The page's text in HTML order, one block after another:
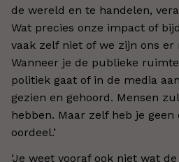
de wereld en te handelen,
Wat precies onze impact of
vaak zelf niet of we zijn ons er
Wanneer je de publieke
politiek gaat of in de media
gezien en gehoord. Mensen
hebben. Maar zelf heb je
oordeel.’
‘Je weet vooraf ook niet wat